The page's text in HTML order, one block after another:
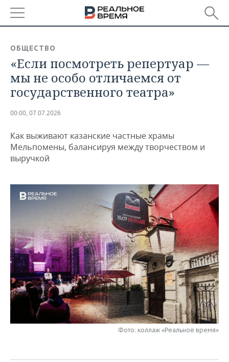
БАШКОРТОСТАН
ТАТАРСТАН
НОВОСТИ
АНАЛИТИКА
ДЕКЛАРАЦИИ О ДОХОДАХ
КОРОЛИ ГОСЗАКАЗА ПФО
КОМУ ПРИНАДЛЕЖАТ
ТОРГОВЫЕ ЦЕНТРЫ
ТАТАРСТАНА
НОВОСТИ ЭКОНОМИКИ
ФИНАНСЫ
БЮДЖЕТ
ИНВЕСТИЦИИ
ПРОМЫШЛЕННОСТЬ
НОВОСТИ
ПРОМЫШЛЕННОСТИ
АГРОПРОМ
МАШИНОСТРОЕНИЕ
НЕФТЕХИМИЯ
НЕФТЬ
ОПК
ЭНЕРГЕТИКА
НЕДВИЖИМОСТЬ
НОВОСТИ АВТО
БИЗНЕС
НОВОСТИ БИЗНЕСА
РОЗНИЧНАЯ ТОРГОВЛЯ
ТРАНСПОРТ
УСЛУГИ
ТЕХНОЛОГИИ
НОВОСТИ ТЕХНОЛОГИЙ
IT
МЕДИА
ТЕЛЕКОММУНИКАЦИИ
МЕРОПРИЯТИЯ
НОВОСТИ МЕРОПРИЯТИЙ
ВЫЕЗДНАЯ РЕДАКЦИЯ
БИЗНЕС-БРАНЧИ
СПОРТ
НОВОСТИ СПОРТА
ФУТБОЛ
ОБЩЕСТВО
НОВОСТИ ОБЩЕСТВА
ФОТОГАЛЕРЕЯ
ОБЩЕСТВО
«Если посмотреть репертуар —
мы не особо отличаемся от
государственного театра»
00:00, 07.07.2026
Как выживают казанские частные храмы
Мельпомены, балансируя между творчеством и
выручкой
Фото: коллаж «Реальное время»